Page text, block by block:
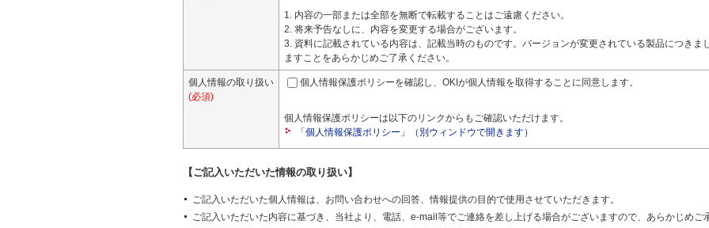
1. 内容の一部または全部を無断で転載することはご遠慮ください。
2. 将来予告なしに、内容を変更する場合がございます。
3. 資料に記載されている内容は、記載当時のものです。バージョンが変更されている製品につきま
ますことをあらかじめご了承ください。
個人情報の取り扱い
(必須)
個人情報保護ポリシーを確認し、OKIが個人情報を取得することに同意します。
個人情報保護ポリシーは以下のリンクからもご確認いただけます。
「個人情報保護ポリシー」（別ウィンドウで開きます）
【ご記入いただいた情報の取り扱い】
ご記入いただいた個人情報は、お問い合わせへの回答、情報提供の目的で使用させていただきます。
ご記入いただいた内容に基づき、当社より、電話、e-mail等でご連絡を差し上げる場合がございますので、あらかじめご